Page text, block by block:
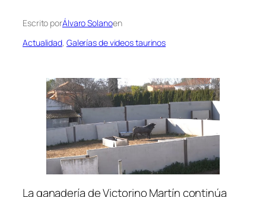
Escrito porÁlvaro Solanoen
Actualidad, Galerías de videos taurinos
La ganadería de Victorino Martín continúa